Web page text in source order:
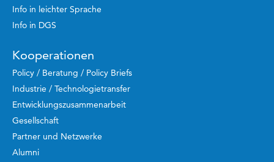
Info in leichter Sprache
Info in DGS
Kooperationen
Policy / Beratung / Policy Briefs
Industrie / Technologietransfer
Entwicklungszusammenarbeit
Gesellschaft
Partner und Netzwerke
Alumni